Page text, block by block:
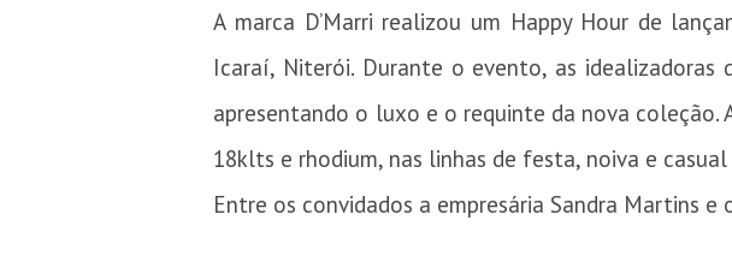
A marca D’Marri realizou um Happy Hour de
Icaraí, Niterói. Durante o evento, as
apresentando o luxo e o requinte da nova coleção.
18klts e rhodium, nas linhas de festa, noiva e
Entre os convidados a empresária Sandra Martins e